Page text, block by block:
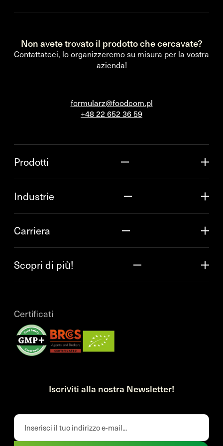
Non avete trovato il prodotto che cercavate?
Contattateci, lo organizzeremo su misura per la vostra
azienda!
formularz@foodcom.pl
+48 22 652 36 59
Prodotti
Industrie
Carriera
Scopri di più!
Certificati
Iscriviti alla nostra Newsletter!